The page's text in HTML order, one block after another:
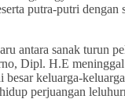
putra-putri dengan
antara sanak turun
Dipl. H.E
keluarga-
perjuangan